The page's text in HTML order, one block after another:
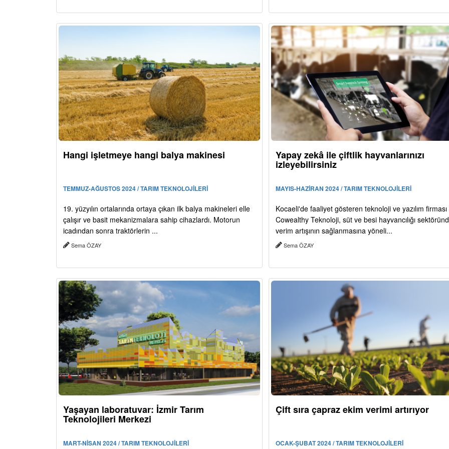
Hangi işletmeye hangi balya makinesi
TEMMUZ-AĞUSTOS 2024 / TARIM TEKNOLOJİLERİ
19. yüzyılın ortalarında ortaya çıkan ilk balya makineleri elle
çalışır ve basit mekanizmalara sahip cihazlardı. Motorun
icadından sonra traktörlerin ...
Sema ÖZAY
Yapay zekâ ile çiftlik hayvanlarınızı
izleyebilirsiniz
MAYIS-HAZİRAN 2024 / TARIM TEKNOLOJİLERİ
Kocaeli'de faaliyet gösteren teknoloji ve yazılım firması
Cowealthy Teknoloji, süt ve besi hayvancılığı
verim artışının sağlanmasına yöneli...
Sema ÖZAY
Yaşayan laboratuvar: İzmir Tarım
Teknolojileri Merkezi
MART-NİSAN 2024 / TARIM TEKNOLOJİLERİ
Çift sıra çapraz ekim verimi artırıyor
OCAK-ŞUBAT 2024 / TARIM TEKNOLOJİLERİ